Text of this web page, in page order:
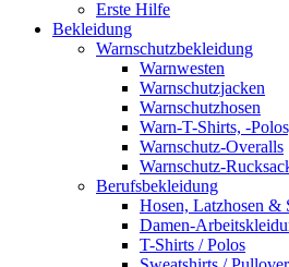
Erste Hilfe
Bekleidung
Warnschutzbekleidung
Warnwesten
Warnschutzjacken
Warnschutzhosen
Warn-T-Shirts, -
Warnschutz-Overalls
Warnschutz-
Berufsbekleidung
Hosen, Latzhosen &
Damen-
T-Shirts / Polos